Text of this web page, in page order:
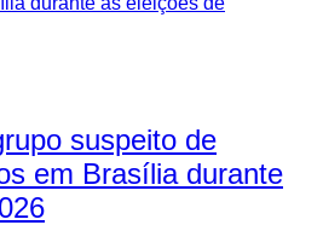
suspeito de
em Brasília durante